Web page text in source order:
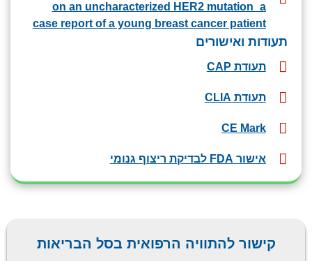
on an uncharacterized HER2 mutation_a
case report of a young breast cancer patient
תעודות ואישורים
תעודת CAP
תעודת CLIA
CE Mark
אישור FDA לבדיקת ריצוף גנומי
קישור להתוויה הרפואית בסל הבריאות